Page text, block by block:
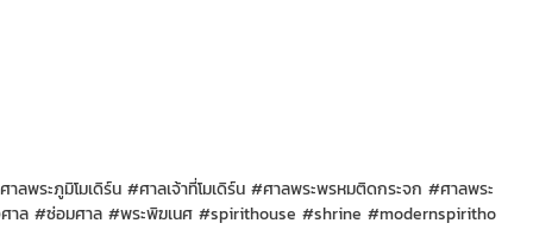
าลพระภูมิโมเดิร์น #ศาลเจ้าที่โมเดิร์น #ศาลพระพรหมติดกระจก #ศาลพระ
าล #ซ่อมศาล #พระพิฆเนศ #spirithouse #shrine #modernspiritho